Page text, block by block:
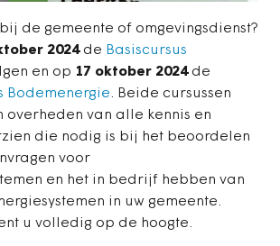
de gemeente of omgevingsdienst?
2024de Basiscursus
en op 17 oktober 2024de
Bodemenergie. Beide cursussen
overheden van alle kennis en
die nodig is bij het beoordelen
voor
en het in bedrijf hebben van
in uw gemeente.
u volledig op de hoogte.